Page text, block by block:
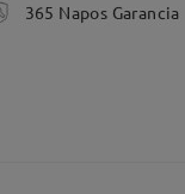
365 Napos Garancia